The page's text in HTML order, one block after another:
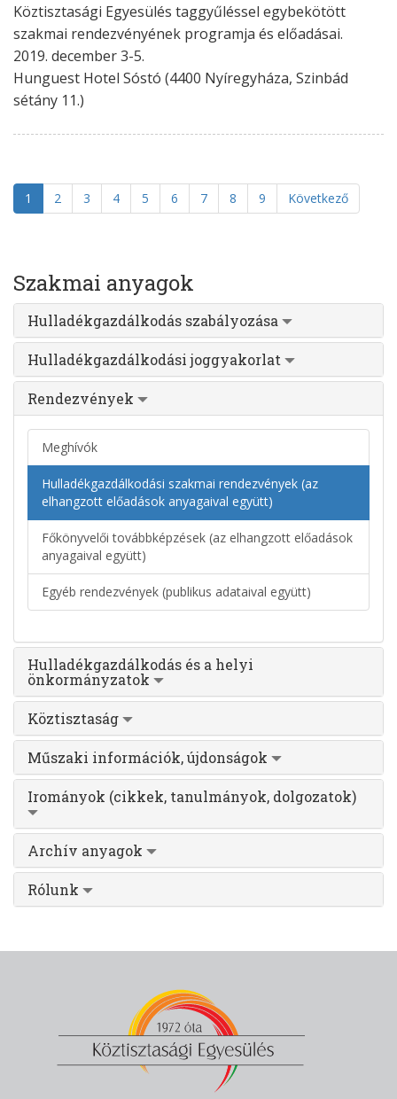
Köztisztasági Egyesülés taggyűléssel egybekötött
szakmai rendezvényének programja és előadásai.
2019. december 3-5.
Hunguest Hotel Sóstó (4400 Nyíregyháza, Szinbád
sétány 11.)
1 2 3 4 5 6 7 8 9 Következő
Szakmai anyagok
Hulladékgazdálkodás szabályozása
Hulladékgazdálkodási joggyakorlat
Rendezvények
Meghívók
Hulladékgazdálkodási szakmai rendezvények (az
elhangzott előadások anyagaival együtt)
Főkönyvelői továbbképzések (az elhangzott előadások
anyagaival együtt)
Egyéb rendezvények (publikus adataival együtt)
Hulladékgazdálkodás és a helyi
önkormányzatok
Köztisztaság
Műszaki információk, újdonságok
Irományok (cikkek, tanulmányok, dolgozatok)
Archív anyagok
Rólunk